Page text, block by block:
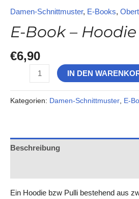
Damen-Schnittmuster, E-Books,
E-Book –
€6,90
IN DEN
Kategorien: Damen-Schnittmuster, E-
Beschreibung
Ein Hoodie bzw Pulli bestehend aus